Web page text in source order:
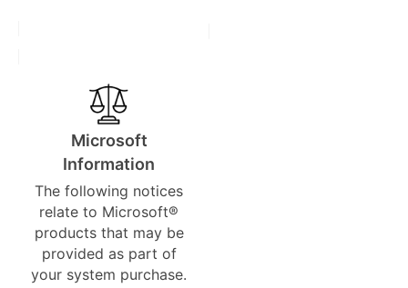
Microsoft
Information
The following notices
relate to Microsoft®
products that may be
provided as part of
your system purchase.